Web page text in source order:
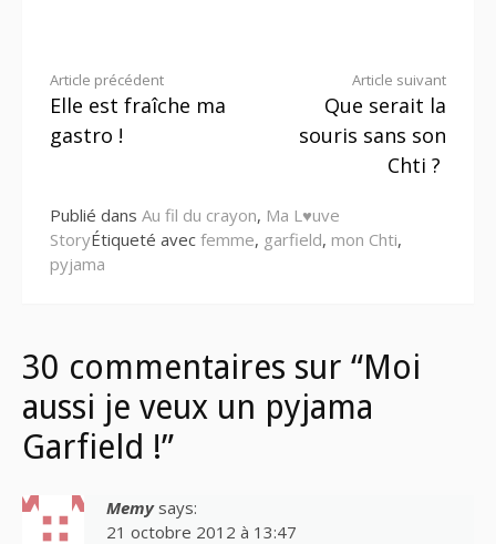
Lire
la
Article précédent
Elle est fraîche ma
gastro !
Article suivant
Que serait la
souris sans son
Chti ?
Publié dans Au fil du crayon, Ma L♥uve
StoryÉtiqueté avec femme, garfield, mon Chti,
pyjama
30 commentaires sur “Moi
aussi je veux un pyjama
Garfield !”
Memy says:
21 octobre 2012 à 13:47